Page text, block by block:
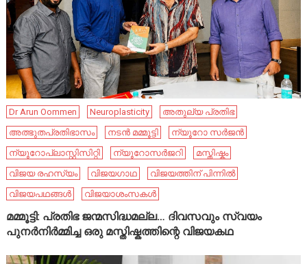
Dr Arun Oommen Neuroplasticity
അതുല്യ പ്രതിഭ
അത്ഭുതപ്രതിഭാസം
നടൻ മമ്മൂട്ടി
ന്യൂറോ സർജൻ
ന്യൂറോപ്ലാസ്റ്റിസിറ്റി
ന്യൂറോസർജറി
മസ്തിഷ്കം
വിജയ രഹസ്യം
വിജയഗാഥ
വിജയത്തിന് പിന്നിൽ
വിജയപഥങ്ങൾ
വിജയാശംസകൾ
മമ്മൂട്ടി: പ്രതിഭ ജന്മസിദ്ധമല്ല… ദിവസവും സ്വയം
പുനർനിർമ്മിച്ച ഒരു മസ്തിഷ്കത്തിന്റെ വിജയകഥ